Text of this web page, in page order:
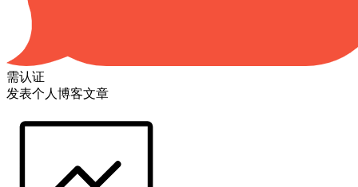
需认证
发表个人博客文章